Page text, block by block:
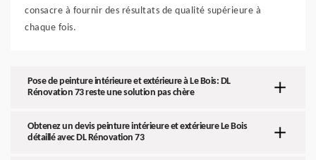
consacre à fournir des résultats de qualité supérieure à
chaque fois.
Pose de peinture intérieure et extérieure à Le Bois: DL
Rénovation 73 reste une solution pas chère
Obtenez un devis peinture intérieure et extérieure Le Bois
détaillé avec DL Rénovation 73